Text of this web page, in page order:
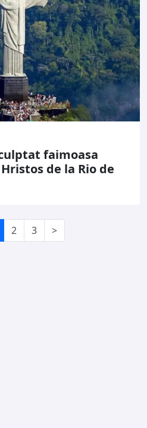
faimoasa
de la Rio de
2 3 >